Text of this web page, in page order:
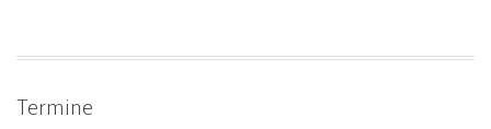
Termine